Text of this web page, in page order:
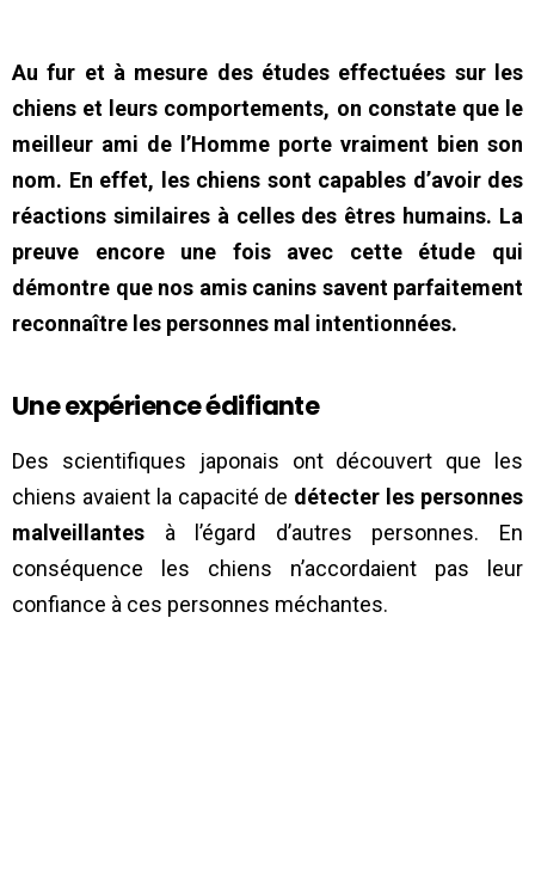
Au fur et à mesure des études effectuées sur les
chiens et leurs comportements, on constate que le
meilleur ami de l’Homme porte vraiment bien son
nom. En effet, les chiens sont capables d’avoir des
réactions similaires à celles des êtres humains. La
preuve encore une fois avec cette étude qui
démontre que nos amis canins savent parfaitement
reconnaître les personnes mal intentionnées.
Une expérience édifiante
Des scientifiques japonais ont découvert que les
chiens avaient la capacité de détecter les personnes
malveillantes à l’égard d’autres personnes. En
conséquence les chiens n’accordaient pas leur
confiance à ces personnes méchantes.